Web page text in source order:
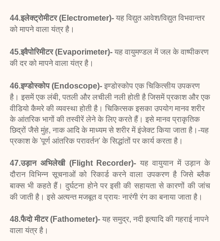
44.इलेक्ट्रोमीटर (Electrometer)- यह विद्युत आवेश/विद्युतविभवान्तर
को मापने वाला यंत्र है।
45.इवैपोरिमीटर (Evaporimeter)- यह वायुमण्डल में जल के वाष्पीकरण
की दर को मापने वाला यंत्र है।
46.इण्डोस्कोप (Endoscope)- इण्डोस्कोप एक चिकित्सीय उपकरण
है। इसमें एक लंबी, पतली और लचीली नली होती है जिसमें प्रकाश और एक
वीडियो कैमरे की व्यवस्था होती है। चिकित्सक इसका उपयोग मानव शरीर
के आंतरिक भागों की तस्वीरें लेने के लिए करते हैं। इसे मानव प्राकृतिक
छिद्रों जैसे मुंह, नाक आदि के माध्यम से शरीर में इंजेक्ट किया जाता है।-यह
प्रकाश के 'पूर्ण आंतरिक परावर्तन' के सिद्धांतों पर कार्य करता है।
47.उड़ान अभिलेखी (Flight Recorder)- यह वायुयान में उड़ान के
दौरान विभिन्न सूचनाओं को रिकार्ड करने वाला उपकरण है जिसे ब्लैक
बाक्स भी कहते हैं। दुर्घटना होने पर इसीकी सहायता से कारणों की जांच
की जाती है। इसे अत्यन्त मजबूतव प्रायः नारंगी रंग का बनाया जाता है।
48.फैदो मीटर (Fathometer)- यह समुद्र, नदी इत्यादि की गहराई नापने
वाला यंत्र है।